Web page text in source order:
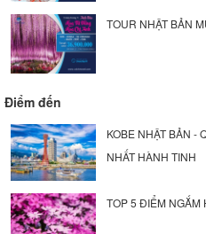
TOUR NHẬT BẢN
Điểm đến
KOBE NHẬT BẢN -
NHẤT HÀNH TINH
TOP 5 ĐIỂM NGẮM